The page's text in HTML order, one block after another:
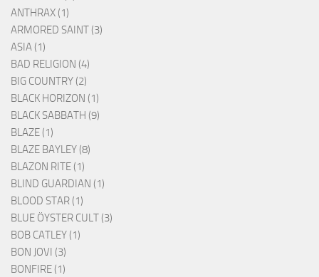
ANTHRAX (1)
ARMORED SAINT (3)
ASIA (1)
BAD RELIGION (4)
BIG COUNTRY (2)
BLACK HORIZON (1)
BLACK SABBATH (9)
BLAZE (1)
BLAZE BAYLEY (8)
BLAZON RITE (1)
BLIND GUARDIAN (1)
BLOOD STAR (1)
BLUE ÖYSTER CULT (3)
BOB CATLEY (1)
BON JOVI (3)
BONFIRE (1)